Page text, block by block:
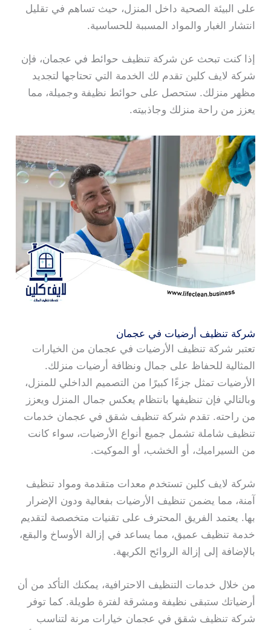
على البيئة الصحية داخل المنزل، حيث تساهم في تقليل
انتشار الغبار والمواد المسببة للحساسية.
إذا كنت تبحث عن شركة تنظيف حوائط في عجمان، فإن
شركة لايف كلين تقدم لك الخدمة التي تحتاجها لتجديد
مظهر منزلك. ستحصل على حوائط نظيفة وجميلة، مما
يعزز من راحة منزلك وجاذبيته.
شركة تنظيف أرضيات في عجمان
تعتبر شركة تنظيف الأرضيات في عجمان من الخيارات
المثالية للحفاظ على جمال ونظافة أرضيات منزلك.
الأرضيات تمثل جزءًا كبيرًا من التصميم الداخلي للمنزل،
وبالتالي فإن تنظيفها بانتظام يعكس جمال المنزل ويعزز
من راحته. تقدم شركة تنظيف شقق في عجمان خدمات
تنظيف شاملة تشمل جميع أنواع الأرضيات، سواء كانت
من السيراميك، أو الخشب، أو الموكيت.
شركة لايف كلين تستخدم معدات متقدمة ومواد تنظيف
آمنة، مما يضمن تنظيف الأرضيات بفعالية ودون الإضرار
بها. يعتمد الفريق المحترف على تقنيات متخصصة لتقديم
خدمة تنظيف عميق، مما يساعد في إزالة الأوساخ والبقع،
بالإضافة إلى إزالة الروائح الكريهة.
من خلال خدمات التنظيف الاحترافية، يمكنك التأكد من أن
أرضياتك ستبقى نظيفة ومشرقة لفترة طويلة. كما توفر
شركة تنظيف شقق في عجمان خيارات مرنة لتناسب